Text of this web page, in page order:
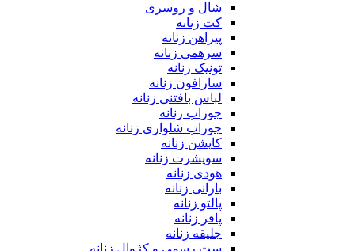
شال و روسری
کت زنانه
پیراهن زنانه
سرهمی زنانه
تونیک زنانه
سارافون زنانه
لباس بافتنی زنانه
جوراب زنانه
جوراب شلواری زنانه
کاپشن زنانه
سویشرت زنانه
هودی زنانه
بارانی زنانه
پالتو زنانه
پافر زنانه
جلیقه زنانه
ست رسمی و کژوال زنانه